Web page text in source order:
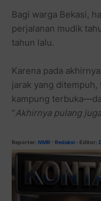
Bagi warga Bekasi,
perjalanan mudik
tahun lalu.
Karena pada
jarak yang
kampung
“Akhirnya pulang juga
Reporter: NMR -Redaksi - Editor: